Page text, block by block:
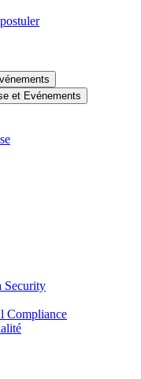
et Evénements
Security
Compliance